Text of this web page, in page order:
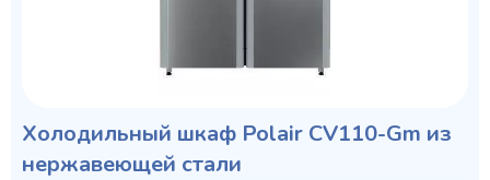
Холодильный шкаф Polair CV110-Gm из
нержавеющей стали